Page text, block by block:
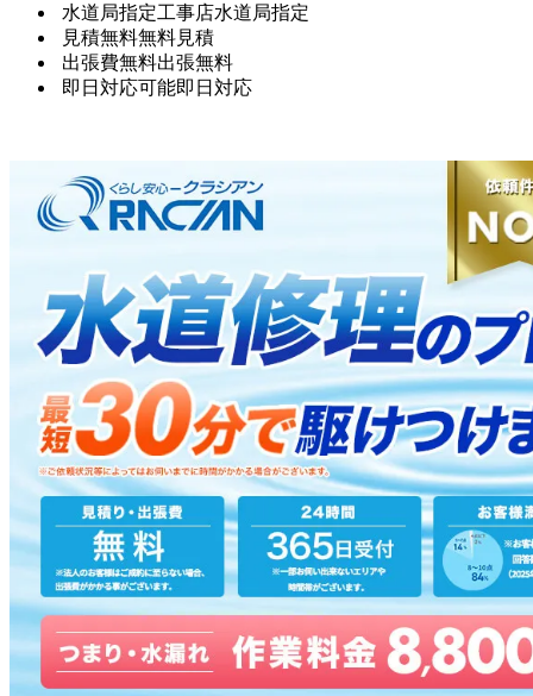
水道局指定工事店水道局指定
見積無料無料見積
出張費無料出張無料
即日対応可能即日対応